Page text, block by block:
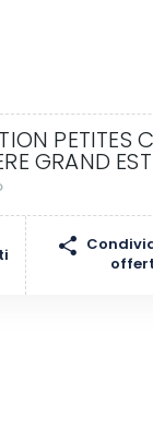
PETITES
GRAND EST